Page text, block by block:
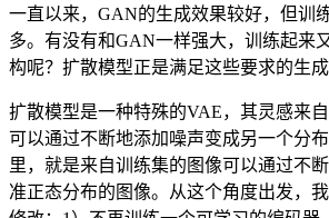
一直以来，GAN的生成效果较好，但训
多。有没有和GAN一样强大，训练起来
构呢？扩散模型正是满足这些要求的生成
扩散模型是一种特殊的VAE，其灵感来
可以通过不断地添加噪声变成另一个分
里，就是来自训练集的图像可以通过不
准正态分布的图像。从这个角度出发，